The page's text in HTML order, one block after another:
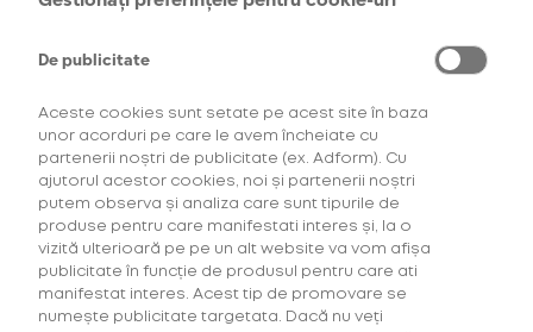
AFLĂ MAI MULTE
Rating:
0
100
Livrare gratuită la comenzi de peste
80 lei.
Comenzile cu valoare mai mică de 80
lei percep o taxă de 5 lei.
De publicitate
Aceste cookies sunt setate pe acest site în baza
unor acorduri pe care le avem încheiate cu
partenerii noștri de publicitate (ex. Adform). Cu
ajutorul acestor cookies, noi și partenerii noștri
putem observa și analiza care sunt tipurile de
produse pentru care manifestati interes și, la o
vizită ulterioară pe pe un alt website va vom afișa
publicitate în funcție de produsul pentru care ati
manifestat interes. Acest tip de promovare se
numește publicitate targetata. Dacă nu veți